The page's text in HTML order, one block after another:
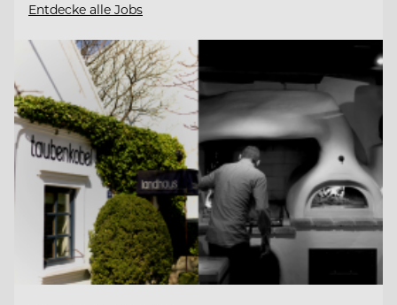
Entdecke alle Jobs